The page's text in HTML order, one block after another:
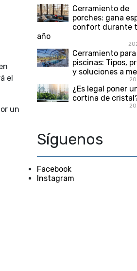
el
un
Cerramiento de
porches: gana
confort durante
año
Cerramiento para
piscinas: Tipos,
y soluciones a
¿Es legal poner
cortina de
Síguenos
Facebook
Instagram